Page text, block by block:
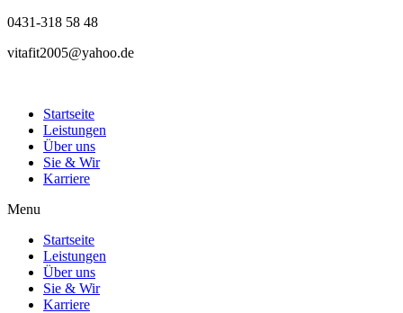
0431-318 58 48
vitafit2005@yahoo.de
Startseite
Leistungen
Über uns
Sie & Wir
Karriere
Menu
Startseite
Leistungen
Über uns
Sie & Wir
Karriere